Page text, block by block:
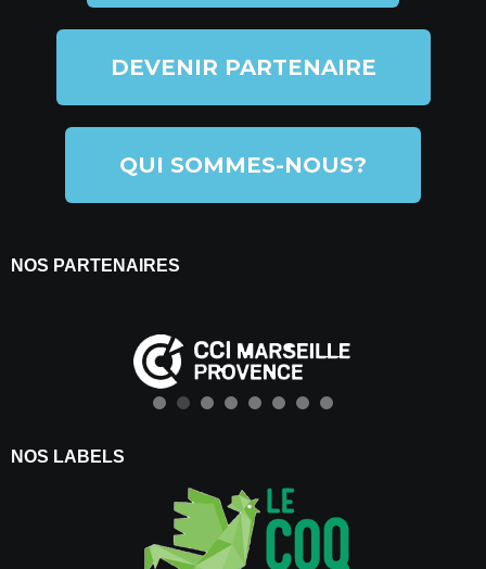
DEVENIR PARTENAIRE
QUI SOMMES-NOUS?
NOS PARTENAIRES
NOS LABELS